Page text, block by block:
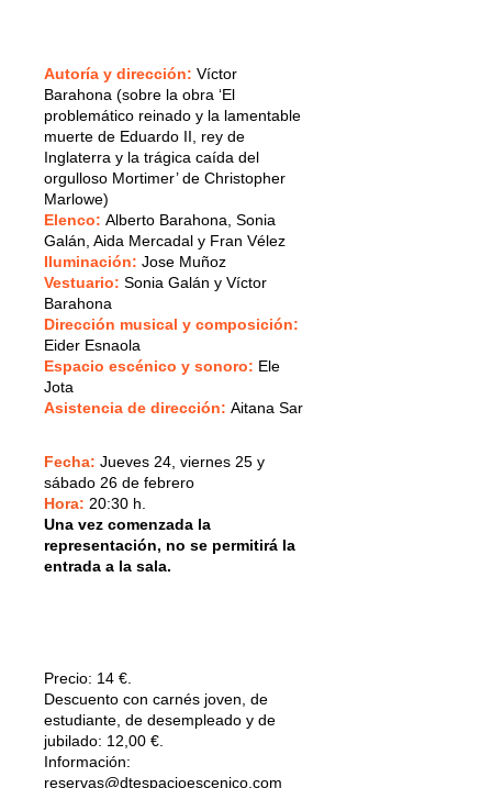
Autoría y dirección: Víctor
Barahona (sobre la obra ‘El
problemático reinado y la lamentable
muerte de Eduardo II, rey de
Inglaterra y la trágica caída del
orgulloso Mortimer’ de Christopher
Marlowe)
Elenco: Alberto Barahona, Sonia
Galán, Aida Mercadal y Fran Vélez
Iluminación: Jose Muñoz
Vestuario: Sonia Galán y Víctor
Barahona
Dirección musical y composición:
Eider Esnaola
Espacio escénico y sonoro: Ele
Jota
Asistencia de dirección: Aitana Sar
Fecha: Jueves 24, viernes 25 y
sábado 26 de febrero
Hora: 20:30 h.
Una vez comenzada la
representación, no se permitirá la
entrada a la sala.
Precio: 14 €.
Descuento con carnés joven, de
estudiante, de desempleado y de
jubilado: 12,00 €.
Información:
reservas@dtespacioescenico.com